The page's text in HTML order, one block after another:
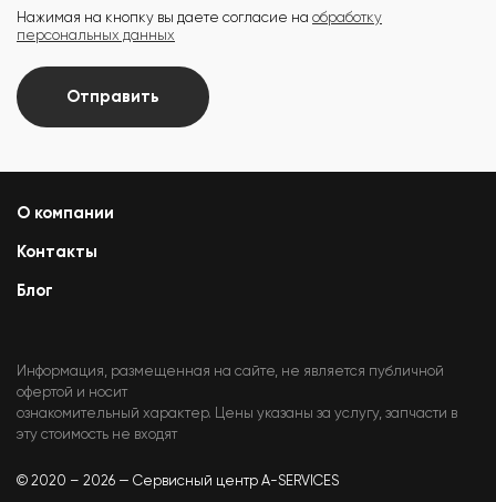
Нажимая на кнопку вы даете согласие на обработку
персональных данных
Отправить
О компании
Контакты
Блог
Информация, размещенная на сайте, не является публичной
офертой и носит
ознакомительный характер. Цены указаны за услугу, запчасти в
эту стоимость не входят
© 2020 – 2026 — Сервисный центр A-SERVICES